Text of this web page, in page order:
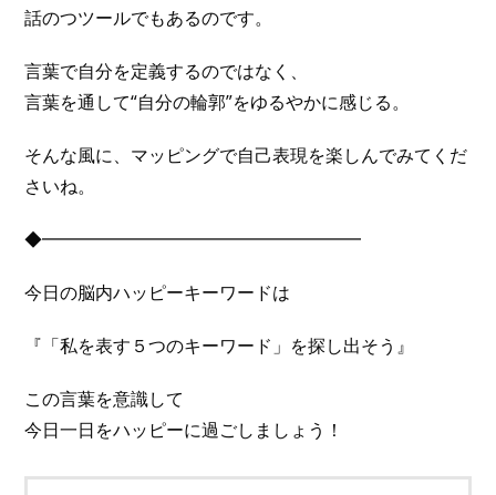
話のつツールでもあるのです。
言葉で自分を定義するのではなく、
言葉を通して“自分の輪郭”をゆるやかに感じる。
そんな風に、マッピングで自己表現を楽しんでみてくだ
さいね。
◆━━━━━━━━━━━━━━━━━━
今日の脳内ハッピーキーワードは
『「私を表す５つのキーワード」を探し出そう』
この言葉を意識して
今日一日をハッピーに過ごしましょう！